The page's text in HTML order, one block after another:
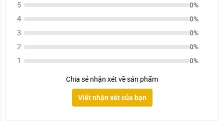
5 0%
4 0%
3 0%
2 0%
1 0%
Chia sẻ nhận xét về sản phẩm
Viết nhận xét của bạn